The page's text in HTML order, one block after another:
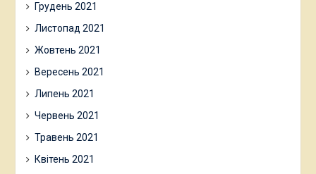
Грудень 2021
Листопад 2021
Жовтень 2021
Вересень 2021
Липень 2021
Червень 2021
Травень 2021
Квітень 2021